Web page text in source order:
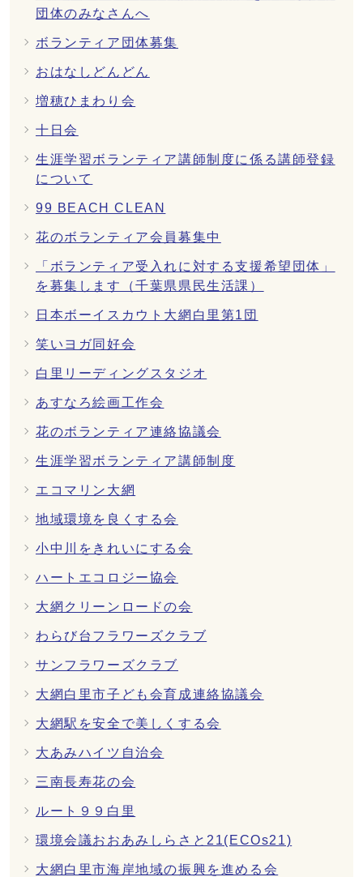
団体のみなさんへ
ボランティア団体募集
おはなしどんどん
増穂ひまわり会
十日会
生涯学習ボランティア講師制度に係る講師登録
について
99 BEACH CLEAN
花のボランティア会員募集中
「ボランティア受入れに対する支援希望団体」
を募集します（千葉県県民生活課）
日本ボーイスカウト大網白里第1団
笑いヨガ同好会
白里リーディングスタジオ
あすなろ絵画工作会
花のボランティア連絡協議会
生涯学習ボランティア講師制度
エコマリン大網
地域環境を良くする会
小中川をきれいにする会
ハートエコロジー協会
大網クリーンロードの会
わらび台フラワーズクラブ
サンフラワーズクラブ
大網白里市子ども会育成連絡協議会
大網駅を安全で美しくする会
大あみハイツ自治会
三南長寿花の会
ルート９９白里
環境会議おおあみしらさと21(ECOs21)
大網白里市海岸地域の振興を進める会